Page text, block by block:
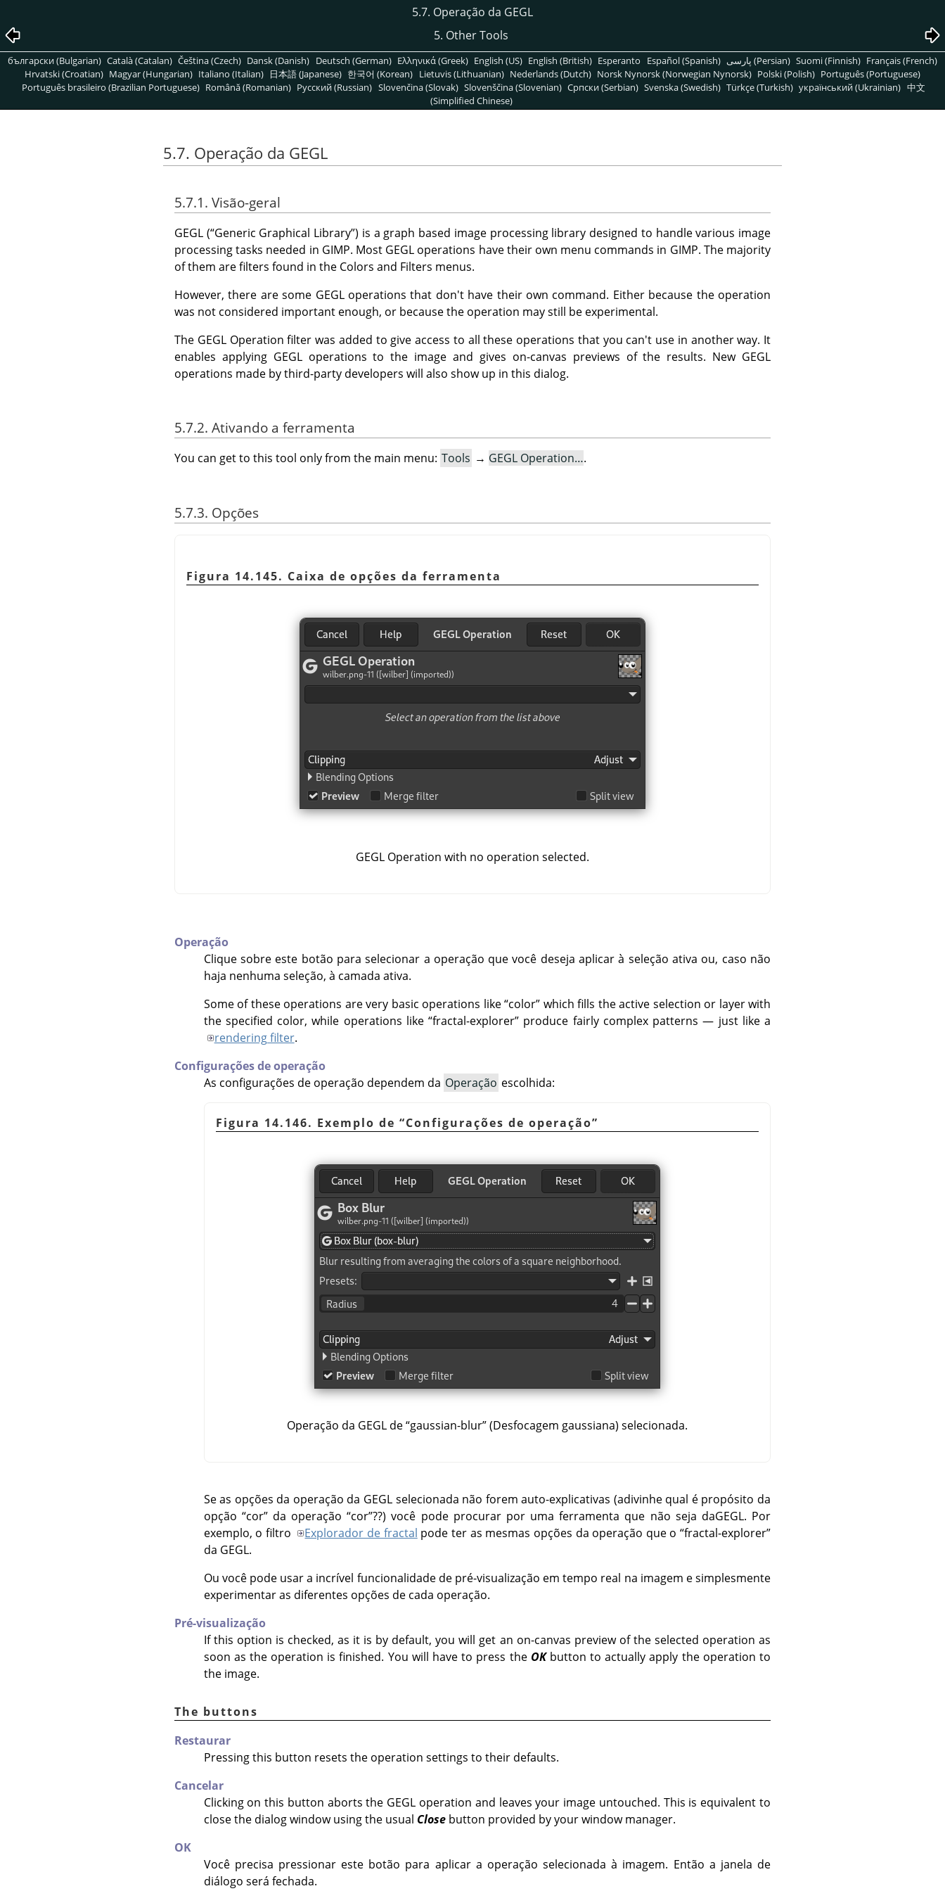
5.7. Operação da GEGL
5. Other Tools
български (Bulgarian) Català (Catalan) Čeština (Czech) Dansk (Danish) Deutsch (German) Ελληνικά (Greek) English (US) English (British) Esperanto Español (Spanish) پارسی (Persian) Suomi (Finnish) Français (French)
Hrvatski (Croatian) Magyar (Hungarian) Italiano (Italian) 日本語 (Japanese) 한국어 (Korean) Lietuvis (Lithuanian) Nederlands (Dutch) Norsk Nynorsk (Norwegian Nynorsk) Polski (Polish) Português (Portuguese)
Português brasileiro (Brazilian Portuguese) Română (Romanian) Pусский (Russian) Slovenčina (Slovak) Slovenščina (Slovenian) Српски (Serbian) Svenska (Swedish) Türkçe (Turkish) український (Ukrainian) 中文
(Simplified Chinese)
5.7. Operação da GEGL
5.7.1. Visão-geral
GEGL (“Generic Graphical Library”) is a graph based image processing library designed to handle various image
processing tasks needed in GIMP. Most GEGL operations have their own menu commands in GIMP. The majority
of them are filters found in the Colors and Filters menus.
However, there are some GEGLoperations that don't have their own command. Either because the operation
was not considered important enough, or because the operation may still be experimental.
The GEGLOperation filter was added to give access to all these operations that you can't use in another way. It
enables applying GEGLoperations to the image and gives on-canvas previews of the results. New GEGL
operations made by third-party developers will also show up in this dialog.
5.7.2. Ativando a ferramenta
You can get to this tool only from the main menu: Tools → GEGL Operation….
5.7.3. Opções
Figura 14.145. Caixa de opções da ferramenta
GEGL Operation with no operation selected.
Operação
Clique sobre este botão para selecionar a operação que você deseja aplicar à seleção ativa ou, caso não
haja nenhuma seleção, à camada ativa.
Some of these operations are very basic operations like“color” which fills the active selection or layer with
the specified color, while operations like“fractal-explorer” produce fairly complex patterns — just like a
rendering filter.
Configurações de operação
As configurações de operação dependem da Operação escolhida:
Figura 14.146. Exemplo de “Configurações de operação”
Operação da GEGL de“gaussian-blur”(Desfocagem gaussiana) selecionada.
Se as opções da operação da GEGLselecionada não forem auto-explicativas (adivinhe qual é propósito da
opção “cor”da operação“cor”??) você pode procurar por uma ferramenta que não seja daGEGL. Por
exemplo, o filtro
Explorador de fractal pode ter as mesmas opções da operação que o“fractal-explorer”
da GEGL.
Ou você pode usar a incrível funcionalidade de pré-visualização em tempo real na imagem e simplesmente
experimentar as diferentes opções de cada operação.
Pré-visualização
If this option is checked, as it is by default, you will get an on-canvas preview of the selected operation as
soon as the operation is finished. You will have to press the OKbutton to actually apply the operation to
the image.
The buttons
Restaurar
Pressing this button resets the operation settings to their defaults.
Cancelar
Clicking on this button aborts the GEGL operation and leaves your image untouched. This is equivalent to
close the dialog window using the usual Closebutton provided by your window manager.
OK
Você precisa pressionar este botão para aplicar a operação selecionada à imagem. Então a janela de
diálogo será fechada.